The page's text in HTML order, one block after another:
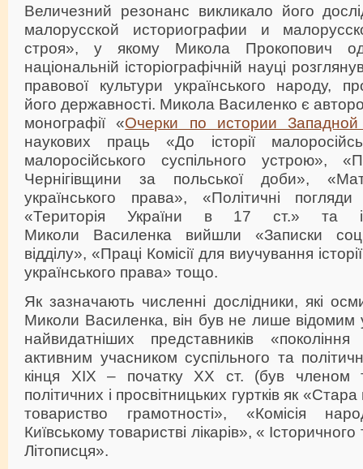
Величезний резонанс викликало його
малорусской историографии и
строя», у якому Микола Прокопович
національній історіографічній науці
правової культури українського народу,
його державності. Микола Василенко є
монографії «Очерки по истории
наукових праць «До історії
малоросійського суспільного устрою»,
Чернігівщини за польської доби»,
українського права», «Політичні
«Територія України в 17 ст.» та
Миколи Василенка вийшли «Записки
відділу», «Праці Комісії для виучування
українського права» тощо.
Як зазначають численні дослідники, які
Миколи Василенка, він був не лише
найвидатніших представників «покоління
активним учасником суспільного та
кінця ХІХ – початку ХХ ст. (був членом
політичних і просвітницьких гуртків як
товариство грамотності», «Комісія
Київському товаристві лікарів», «
Літописця».